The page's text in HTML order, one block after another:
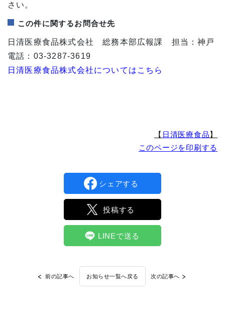
さい。
この件に関するお問合せ先
日清医療食品株式会社 総務本部広報課 担当：神戸
電話：03-3287-3619
日清医療食品株式会社についてはこちら
【 日清医療食品】
このページを印刷する
シェアする
投稿する
LINEで送る
前の記事へ お知らせ一覧へ戻る 次の記事へ